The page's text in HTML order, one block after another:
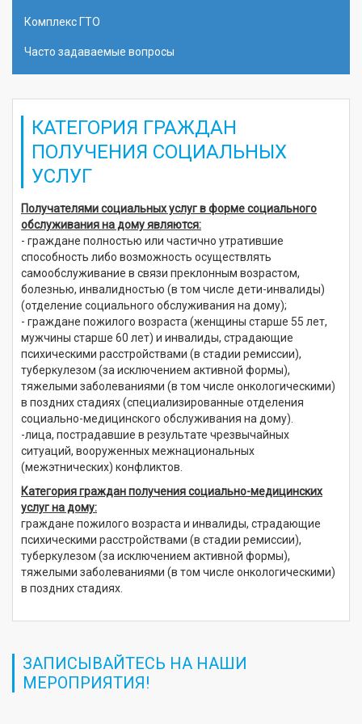
Комплекс ГТО
Часто задаваемые вопросы
КАТЕГОРИЯ ГРАЖДАН
ПОЛУЧЕНИЯ СОЦИАЛЬНЫХ
УСЛУГ
Получателями социальных услуг в форме социального
обслуживания на дому являются:
- граждане полностью или частично утратившие
способность либо возможность осуществлять
самообслуживание в связи преклонным возрастом,
болезнью, инвалидностью (в том числе дети-инвалиды)
(отделение социального обслуживания на дому);
- граждане пожилого возраста (женщины старше 55 лет,
мужчины старше 60 лет) и инвалиды, страдающие
психическими расстройствами (в стадии ремиссии),
туберкулезом (за исключением активной формы),
тяжелыми заболеваниями (в том числе онкологическими)
в поздних стадиях (специализированные отделения
социально-медицинского обслуживания на дому).
-лица, пострадавшие в результате чрезвычайных
ситуаций, вооруженных межнациональных
(межэтнических) конфликтов.
Категория граждан получения социально-медицинских
услуг на дому:
граждане пожилого возраста и инвалиды, страдающие
психическими расстройствами (в стадии ремиссии),
туберкулезом (за исключением активной формы),
тяжелыми заболеваниями (в том числе онкологическими)
в поздних стадиях.
ЗАПИСЫВАЙТЕСЬ НА НАШИ
МЕРОПРИЯТИЯ!